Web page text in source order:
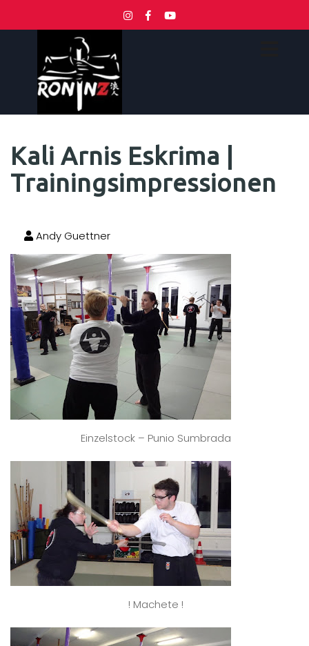
Kali Arnis Eskrima |
Trainingsimpressionen
Andy Guettner
Einzelstock – Punio Sumbrada
! Machete !